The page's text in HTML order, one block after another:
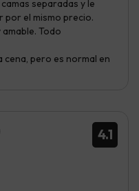
separadas y le
por el mismo precio.
Todo
pero es normal en
4.1